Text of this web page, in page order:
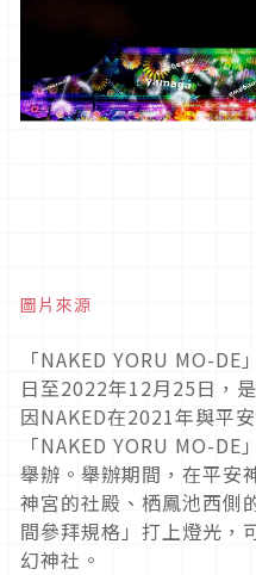
圖片來源
「NAKED YORU MO-DE
日至2022年12月25日，
因NAKED在2021年與平
「NAKED YORU MO-DE
舉辦。舉辦期間，在平安
神宮的社殿、栖鳳池西側
間參拜規格」打上燈光，
幻神社。